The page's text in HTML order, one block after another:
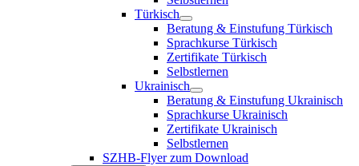
Türkisch
Beratung & Einstufung Türkisch
Sprachkurse Türkisch
Zertifikate Türkisch
Selbstlernen
Ukrainisch
Beratung & Einstufung Ukrainisch
Sprachkurse Ukrainisch
Zertifikate Ukrainisch
Selbstlernen
SZHB-Flyer zum Download